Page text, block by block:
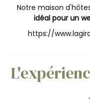
Notre maison
idéal pour un
https://